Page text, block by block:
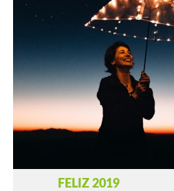
FELIZ 2019